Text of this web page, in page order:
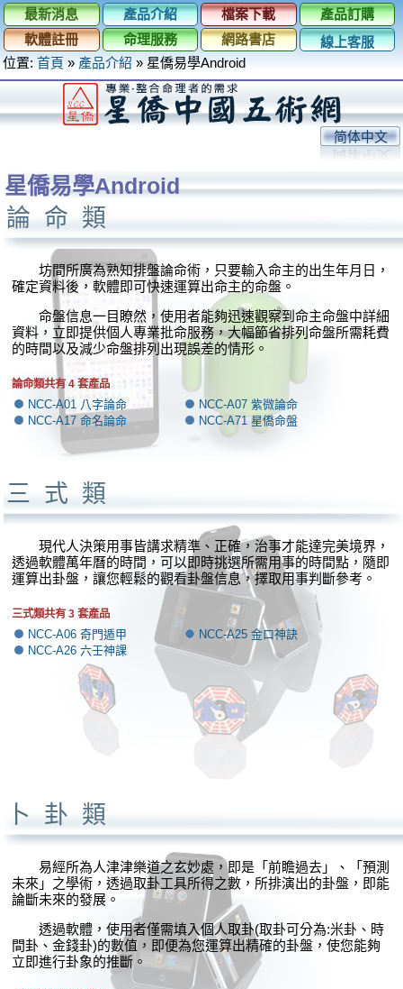
最新消息 產品介紹 檔案下載
產品訂購
軟體註冊
命理服務 網路書店
線上客服
位置: 首頁 » 產品介紹 » 星僑易學Android
简体中文
星僑易學Android
論命類
坊間所廣為熟知排盤論命術，只要輸入命主的出生年月日，
確定資料後，軟體即可快速運算出命主的命盤。
命盤信息一目瞭然，使用者能夠迅速觀察到命主命盤中詳細
資料，立即提供個人專業批命服務，大幅節省排列命盤所需耗費
的時間以及減少命盤排列出現誤差的情形。
論命類共有 4 套產品
NCC-A01 八字論命
NCC-A07 紫微論命
NCC-A17 命名論命
NCC-A71 星僑命盤
三式類
現代人決策用事皆講求精準、正確，治事才能達完美境界，
透過軟體萬年曆的時間，可以即時挑選所需用事的時間點，隨即
運算出卦盤，讓您輕鬆的觀看卦盤信息，擇取用事判斷參考。
三式類共有 3 套產品
NCC-A06 奇門遁甲
NCC-A25 金口神訣
NCC-A26 六壬神課
卜卦類
易經所為人津津樂道之玄妙處，即是「前瞻過去」、「預測
未來」之學術，透過取卦工具所得之數，所排演出的卦盤，即能
論斷未來的發展。
透過軟體，使用者僅需填入個人取卦(取卦可分為:米卦、時
間卦、金錢卦)的數值，即便為您運算出精確的卦盤，使您能夠
立即進行卦象的推斷。